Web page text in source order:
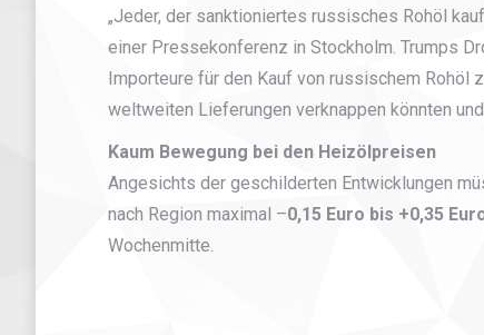
„Jeder, der sanktioniertes russisches Rohöl
einer Pressekonferenz in Stockholm. Trumps
Importeure für den Kauf von russischem Rohöl
weltweiten Lieferungen verknappen könnten
Kaum Bewegung bei den Heizölpreisen
Angesichts der geschilderten Entwicklungen
nach Region maximal –0,15 Euro bis +0,35
Wochenmitte.